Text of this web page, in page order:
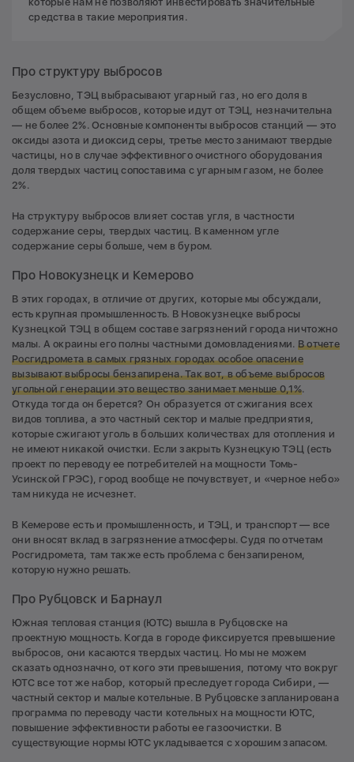
средства в такие мероприятия.
Про структуру выбросов
Безусловно, ТЭЦ выбрасывают угарный газ, но его доля в
общем объеме выбросов, которые идут от ТЭЦ, незначительна
— не более 2%. Основные компоненты выбросов станций — это
оксиды азота и диоксид серы, третье место занимают твердые
частицы, но в случае эффективного очистного оборудования
доля твердых частиц сопоставима с угарным газом, не более
2%.
На структуру выбросов влияет состав угля, в частности
содержание серы, твердых частиц. В каменном угле
содержание серы больше, чем в буром.
Про Новокузнецк и Кемерово
В этих городах, в отличие от других, которые мы обсуждали,
есть крупная промышленность. В Новокузнецке выбросы
Кузнецкой ТЭЦ в общем составе загрязнений города ничтожно
малы. А окраины его полны частными домовладениями. В отчете
Росгидромета в самых грязных городах особое опасение
вызывают выбросы бензапирена. Так вот, в объеме выбросов
угольной генерации это вещество занимает меньше 0,1%.
Откуда тогда он берется? Он образуется от сжигания всех
видов топлива, а это частный сектор и малые предприятия,
которые сжигают уголь в больших количествах для отопления и
не имеют никакой очистки. Если закрыть Кузнецкую ТЭЦ (есть
проект по переводу ее потребителей на мощности Томь-
Усинской ГРЭС), город вообще не почувствует, и «черное небо»
там никуда не исчезнет.
В Кемерове есть и промышленность, и ТЭЦ, и транспорт — все
они вносят вклад в загрязнение атмосферы. Судя по отчетам
Росгидромета, там также есть проблема с бензапиреном,
которую нужно решать.
Про Рубцовск и Барнаул
Южная тепловая станция (ЮТС) вышла в Рубцовске на
проектную мощность. Когда в городе фиксируется превышение
выбросов, они касаются твердых частиц. Но мы не можем
сказать однозначно, от кого эти превышения, потому что вокруг
ЮТС все тот же набор, который преследует города Сибири, —
частный сектор и малые котельные. В Рубцовске запланирована
программа по переводу части котельных на мощности ЮТС,
повышение эффективности работы ее газоочистки. В
существующие нормы ЮТС укладывается с хорошим запасом.